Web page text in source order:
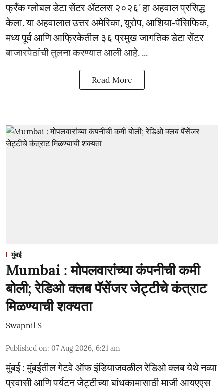
फ्रँक ग्लोबल डेटा सेंटर ॲटलस २०२६’ हा अहवाल प्रसिद्ध
केला. या अहवालात उत्तर अमेरिका, युरोप, आशिया-पॅसिफिक,
मध्य पूर्व आणि आफ्रिकेतील ३६ प्रमुख जागतिक डेटा सेंटर
बाजारपेठांची तुलना करण्यात आली आहे. ...
Read More
मुंबई
Mumbai : मोपलवारांच्या कंपनीची कमी
बोली; रेडिओ क्लब पॅसेंजर जेट्टीचे कंत्राट
मिळण्याची शक्यता
Swapnil S
Published on: 07 Aug 2026, 6:21 am
मुंबई : मुंबईतील गेटवे ऑफ इंडियाजवळील रेडिओ क्लब येथे नव्या
प्रवासी आणि पर्यटन जेट्टीच्या बांधकामासाठी माजी आयएएस